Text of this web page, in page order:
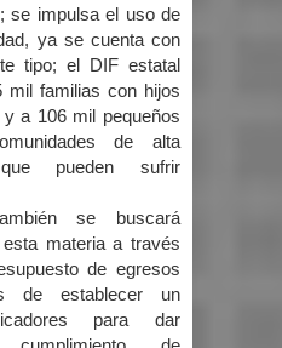
se impulsa el uso de
ya se cuenta con
tipo; el DIF estatal
familias con hijos
a 106 mil pequeños
de alta
pueden sufrir
se buscará
materia a través
de egresos
de establecer un
para dar